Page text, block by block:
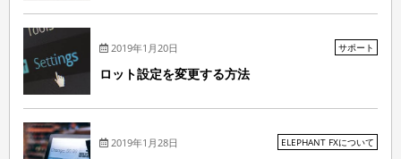
2019年1月20日 サポート
ロット設定を変更する方法
2019年1月28日 ELEPHANT FXについて